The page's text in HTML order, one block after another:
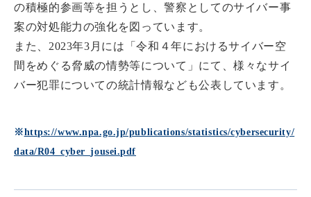
の積極的参画等を担うとし、警察としてのサイバー事
案の対処能力の強化を図っています。
また、2023年3月には「令和４年におけるサイバー空
間をめぐる脅威の情勢等について」にて、様々なサイ
バー犯罪についての統計情報なども公表しています。
※https://www.npa.go.jp/publications/statistics/cybersecurity/
data/R04_cyber_jousei.pdf